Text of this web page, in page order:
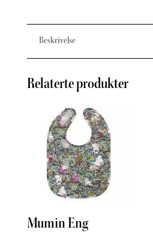
Beskrivelse
Relaterte produkter
Mumin Eng